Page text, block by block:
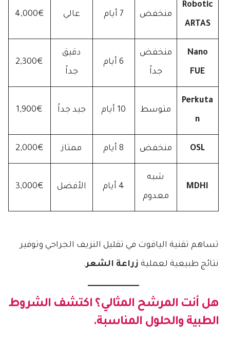
Robotic
ARTAS
منخفض 7 أيام عالي 4,000€
Nano
FUE
منخفض
جداً
6 أيام
دقيق
جداً
2,300€
Perkuta
n
متوسط 10 أيام جيد جداً 1,900€
OSL منخفض 8 أيام ممتاز 2,000€
MDHI
شبه
معدوم
4 أيام الأفضل 3,000€
تساهم تقنية الياقوت في تقليل النزيف الجراحي وتوفير
نتائج طبيعية لعملية زراعة الشعر.
هل أنت المرشح المثالي؟ اكتشف الشروط
الطبية والحلول المناسبة.